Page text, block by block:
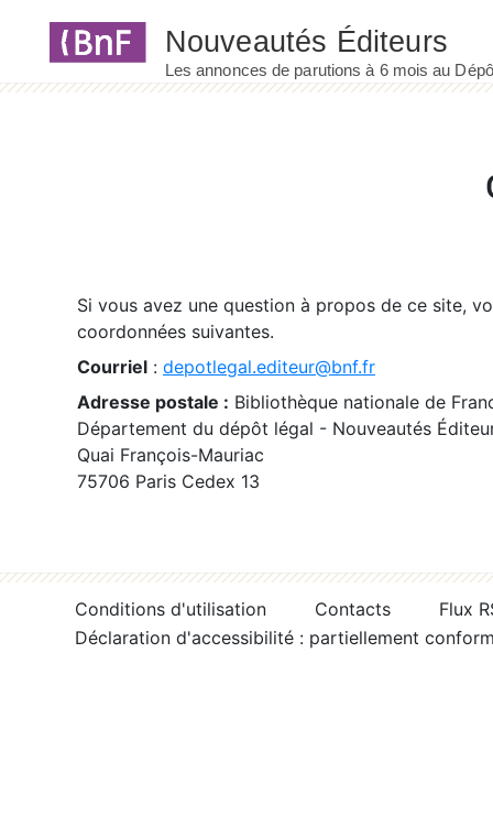
Si vous avez une question à propos de ce site,
coordonnées suivantes.
Courriel : depotlegal.editeur@bnf.fr
Adresse postale : Bibliothèque nationale de
Département du dépôt légal - Nouveautés
Quai François-Mauriac
75706 Paris Cedex 13
Conditions d'utilisation Contacts
Flux
Déclaration d'accessibilité : partiellement